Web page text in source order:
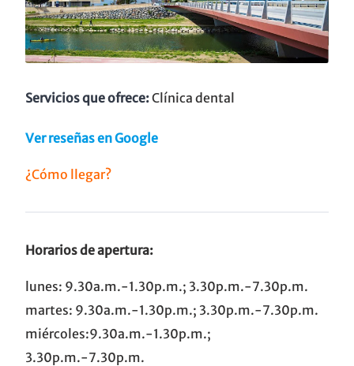
Servicios que ofrece:Clínica dental
Ver reseñas en Google
¿Cómo llegar?
Horarios de apertura:
lunes: 9.30a.m.-1.30p.m.; 3.30p.m.-7.30p.m.
martes: 9.30a.m.-1.30p.m.; 3.30p.m.-7.30p.m.
miércoles:9.30a.m.-1.30p.m.;
3.30p.m.-7.30p.m.